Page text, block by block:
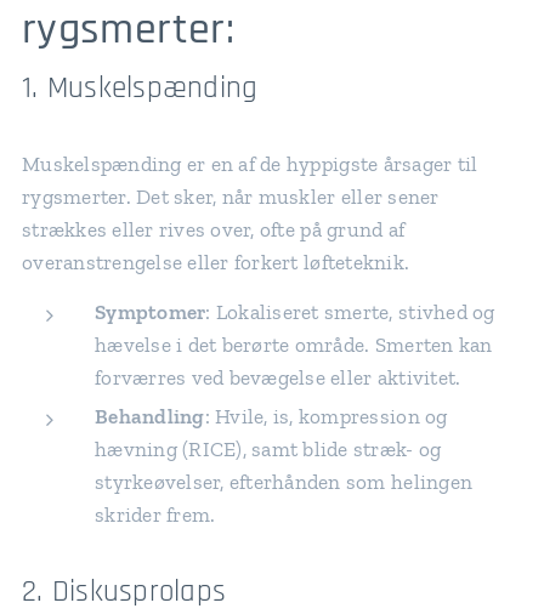
rygsmerter:
1. Muskelspænding
Muskelspænding er en af de hyppigste årsager til
rygsmerter. Det sker, når muskler eller sener
strækkes eller rives over, ofte på grund af
overanstrengelse eller forkert løfteteknik.
Symptomer: Lokaliseret smerte, stivhed og
hævelse i det berørte område. Smerten kan
forværres ved bevægelse eller aktivitet.
Behandling: Hvile, is, kompression og
hævning (RICE), samt blide stræk- og
styrkeøvelser, efterhånden som helingen
skrider frem.
2. Diskusprolaps